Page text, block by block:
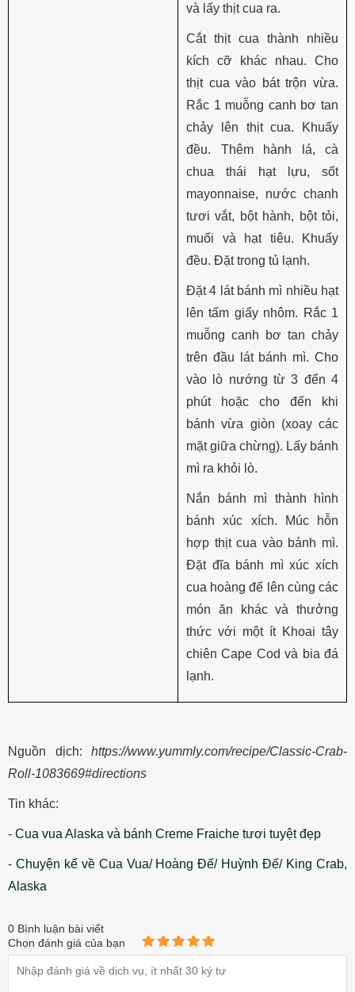
và lấy thịt cua ra.
Cắt thịt cua thành nhiều
kích cỡ khác nhau. Cho
thịt cua vào bát trộn vừa.
Rắc 1 muỗng canh bơ tan
chảy lên thịt cua. Khuấy
đều. Thêm hành lá, cà
chua thái hạt lựu, sốt
mayonnaise, nước chanh
tươi vắt, bột hành, bột tỏi,
muối và hạt tiêu. Khuấy
đều. Đặt trong tủ lạnh.
Đặt 4 lát bánh mì nhiều hạt
lên tấm giấy nhôm. Rắc 1
muỗng canh bơ tan chảy
trên đầu lát bánh mì. Cho
vào lò nướng từ 3 đến 4
phút hoặc cho đến khi
bánh vừa giòn (xoay các
mặt giữa chừng). Lấy bánh
mì ra khỏi lò.
Nắn bánh mì thành hình
bánh xúc xích. Múc hỗn
hợp thịt cua vào bánh mì.
Đặt đĩa bánh mì xúc xích
cua hoàng đế lên cùng các
món ăn khác và thưởng
thức với một ít Khoai tây
chiên Cape Cod và bia đá
lạnh.
Nguồn dịch: https://www.yummly.com/recipe/Classic-Crab-
Roll-1083669#directions
Tin khác:
- Cua vua Alaska và bánh Creme Fraiche tươi tuyệt đẹp
- Chuyện kể về Cua Vua/ Hoàng Đế/ Huỳnh Đế/ King Crab,
Alaska
0 Bình luận bài viết
Chọn đánh giá của bạn